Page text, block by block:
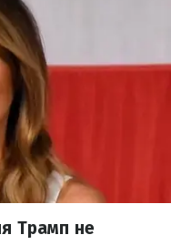
Трамп не